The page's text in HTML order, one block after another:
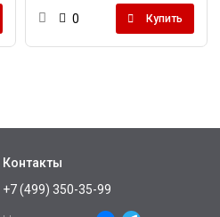
0 Купить
Контакты
+7 (499) 350-35-99